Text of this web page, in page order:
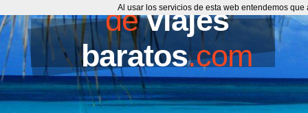
deviajes
baratos.com
Al usar los servicios de esta web entendemos